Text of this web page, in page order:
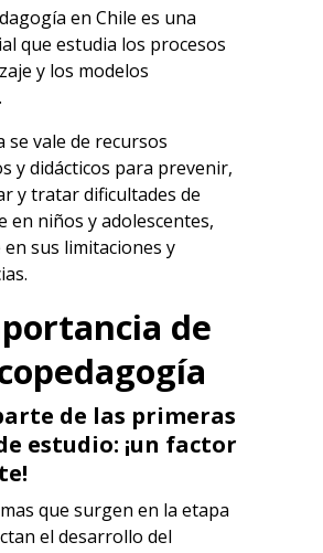
en Chile es una
que estudia los procesos
y los modelos
se vale de recursos
y didácticos para prevenir,
y tratar dificultades de
en niños y adolescentes,
en sus limitaciones y
de
de las primeras
estudio: ¡un factor
que surgen en la etapa
el desarrollo del